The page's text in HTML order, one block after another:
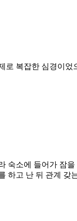
복잡한 심경이
숙소에 들어가 잠
하고 난 뒤 관계 갖